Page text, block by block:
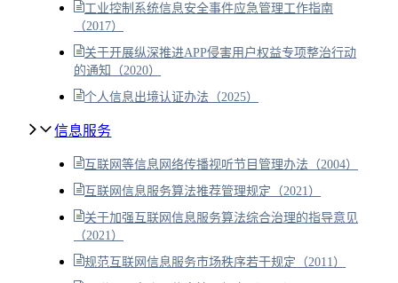
工业控制系统信息安全事件应急管理工作指南
（2017）
关于开展纵深推进APP侵害用户权益专项整治行动
的通知（2020）
个人信息出境认证办法（2025）
信息服务
互联网等信息网络传播视听节目管理办法（2004）
互联网信息服务算法推荐管理规定（2021）
关于加强互联网信息服务算法综合治理的指导意见
（2021）
规范互联网信息服务市场秩序若干规定（2011）